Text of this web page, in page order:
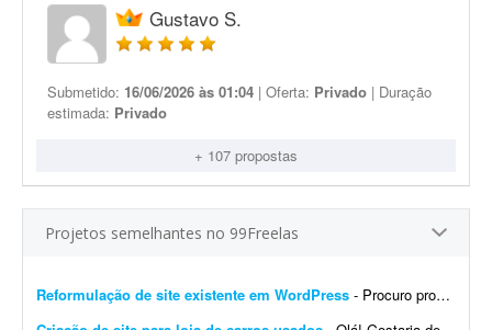
Gustavo S.
Submetido: 16/06/2026 às 01:04 | Oferta: Privado | Duração
estimada: Privado
+ 107 propostas
Projetos semelhantes no 99Freelas
Reformulação de site existente em WordPress - Procuro profissional com experiência comprovada em WordPress para reformular um site já existente. O site está no ar e possui domínio, hospedagem e estrutura funcionando...